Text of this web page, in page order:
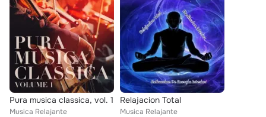
Pura musica classica, vol. 1
Musica Relajante
Relajacion Total
Musica Relajante